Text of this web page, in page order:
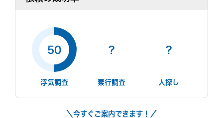
50
浮気調査
?
素行調査
?
人探し
＼今すぐご案内できます！／